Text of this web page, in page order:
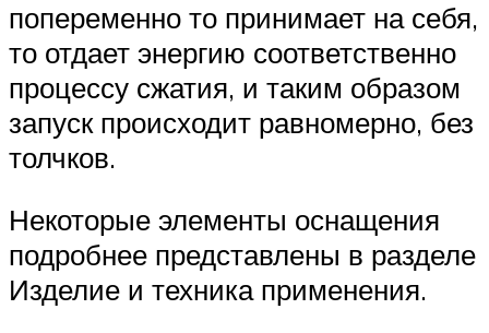
попеременно то принимает на себя,
то отдает энергию соответственно
процессу сжатия, и таким образом
запуск происходит равномерно, без
толчков.
Некоторые элементы оснащения
подробнее представлены в разделе
Изделие и техника применения.